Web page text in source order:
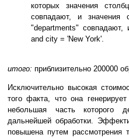
которых значения
совпадают, и значения
"departments"
and city = 'New York'.
итого: приблизительно 200000
Исключительно высокая
того факта, что она
небольшая часть которого
дальнейшей обработки.
повышена путем рассмотрения